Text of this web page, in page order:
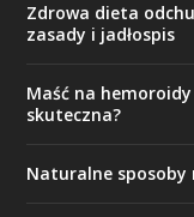
Zdrowa dieta
zasady i jadłospis
Maść na
skuteczna?
Naturalne sposoby